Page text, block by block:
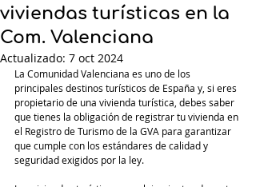
viviendas turísticas en la
Com. Valenciana
Actualizado: 7 oct 2024
La Comunidad Valenciana es uno de los
principales destinos turísticos de España y, si eres
propietario de una vivienda turística, debes saber
que tienes la obligación de registrar tu vivienda en
el Registro de Turismo de la GVA para garantizar
que cumple con los estándares de calidad y
seguridad exigidos por la ley.